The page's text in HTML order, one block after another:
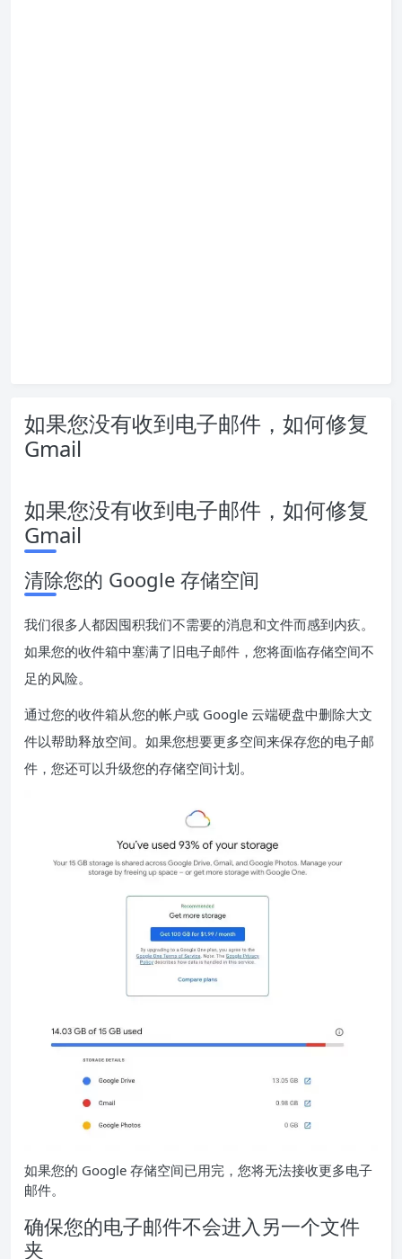
如果您没有收到电子邮件，如何修复
Gmail
如果您没有收到电子邮件，如何修复
Gmail
清除您的 Google 存储空间
我们很多人都因囤积我们不需要的消息和文件而感到内疚。
如果您的收件箱中塞满了旧电子邮件，您将面临存储空间不
足的风险。
通过您的收件箱从您的帐户或 Google 云端硬盘中删除大文
件以帮助释放空间。如果您想要更多空间来保存您的电子邮
件， 您还可以升级您的存储空间计划。
如果您的 Google 存储空间已用完，您将无法接收更多电子
邮件。
确保您的电子邮件不会进入另一个文件
夹